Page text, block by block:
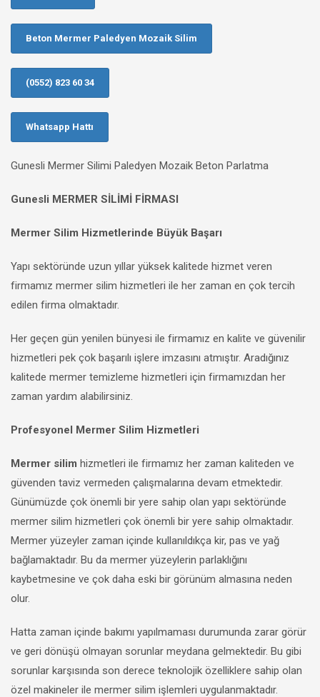
Beton Mermer Paledyen Mozaik Silim
(0552) 823 60 34
Whatsapp Hattı
Gunesli Mermer Silimi Paledyen Mozaik Beton Parlatma
Gunesli MERMER SİLİMİ FİRMASI
Mermer Silim Hizmetlerinde Büyük Başarı
Yapı sektöründe uzun yıllar yüksek kalitede hizmet veren
firmamız mermer silim hizmetleri ile her zaman en çok tercih
edilen firma olmaktadır.
Her geçen gün yenilen bünyesi ile firmamız en kalite ve güvenilir
hizmetleri pek çok başarılı işlere imzasını atmıştır. Aradığınız
kalitede mermer temizleme hizmetleri için firmamızdan her
zaman yardım alabilirsiniz.
Profesyonel Mermer Silim Hizmetleri
Mermer silim hizmetleri ile firmamız her zaman kaliteden ve
güvenden taviz vermeden çalışmalarına devam etmektedir.
Günümüzde çok önemli bir yere sahip olan yapı sektöründe
mermer silim hizmetleri çok önemli bir yere sahip olmaktadır.
Mermer yüzeyler zaman içinde kullanıldıkça kir, pas ve yağ
bağlamaktadır. Bu da mermer yüzeylerin parlaklığını
kaybetmesine ve çok daha eski bir görünüm almasına neden
olur.
Hatta zaman içinde bakımı yapılmaması durumunda zarar görür
ve geri dönüşü olmayan sorunlar meydana gelmektedir. Bu gibi
sorunlar karşısında son derece teknolojik özelliklere sahip olan
özel makineler ile mermer silim işlemleri uygulanmaktadır.